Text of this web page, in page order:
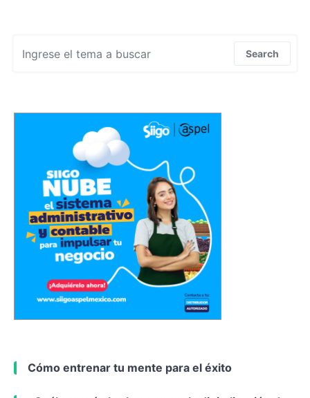
Search
Cómo entrenar tu mente para el éxito